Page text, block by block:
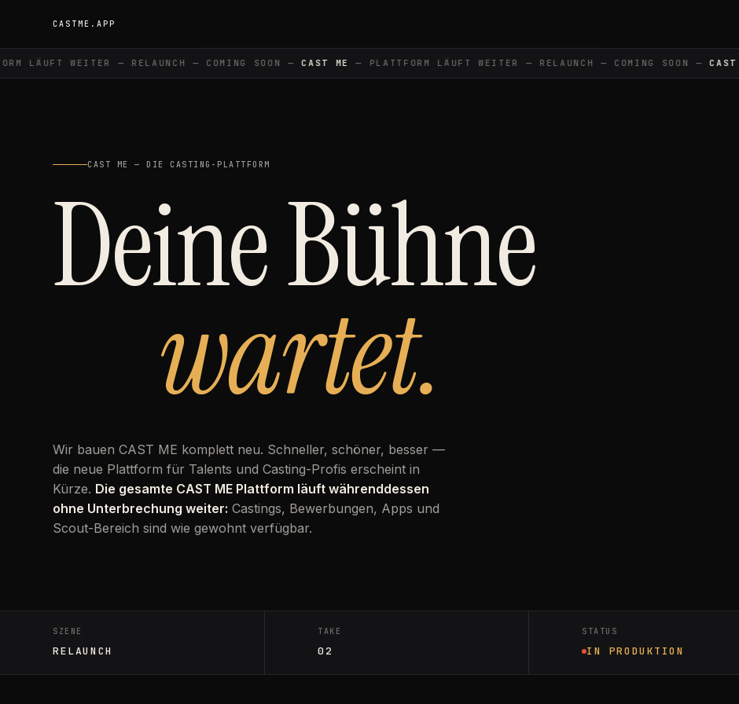
CASTME.APP
LÄUFT WEITER — RELAUNCH — COMING SOON —CAST ME — PLATTFORM LÄUFT WEITER — RELAUNCH — COMING SOON —CAST ME
CAST ME — DIE CASTING-PLATTFORM
Deine Bühne
wartet.
Wir bauen CAST ME komplett neu. Schneller, schöner, besser —
die neue Plattform für Talents und Casting-Profis erscheint in
Kürze. Die gesamte CAST ME Plattform läuft währenddessen
ohne Unterbrechung weiter: Castings, Bewerbungen, Apps und
Scout-Bereich sind wie gewohnt verfügbar.
SZENE
RELAUNCH
TAKE
02
STATUS
IN PRODUKTION